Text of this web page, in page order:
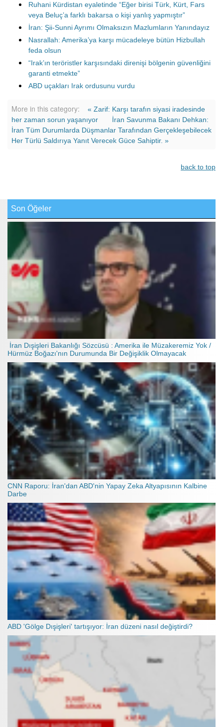
Ruhani Kürdistan eyaletinde “Eğer birisi Türk, Kürt, Fars
veya Beluç’a farklı bakarsa o kişi yanlış yapmıştır”
İran: Şii-Sunni Ayrımı Olmaksızın Mazlumların Yanındayız
Nasrallah: Amerika’ya karşı mücadeleye bütün Hizbullah
feda olsun
“Irak’ın teröristler karşısındaki direnişi bölgenin güvenliğini
garanti etmekte”
ABD uçakları Irak ordusunu vurdu
More in this category:
« Zarif: Karşı tarafın siyasi iradesinde
her zaman sorun yaşanıyor
İran Savunma Bakanı Dehkan:
İran Tüm Durumlarda Düşmanlar Tarafından Gerçekleşebilecek
Her Türlü Saldırıya Yanıt Verecek Güce Sahiptir. »
back to top
Son Öğeler
İran Dışişleri Bakanlığı Sözcüsü : Amerika ile Müzakeremiz Yok /
Hürmüz Boğazı'nın Durumunda Bir Değişiklik Olmayacak
CNN Raporu: İran'dan ABD'nin Yapay Zeka Altyapısının Kalbine
Darbe
ABD 'Gölge Dışişleri' tartışıyor: İran düzeni nasıl değiştirdi?